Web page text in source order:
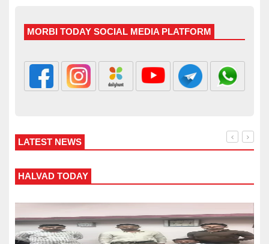
MORBI TODAY SOCIAL MEDIA PLATFORM
LATEST NEWS
WANKANER TODAY